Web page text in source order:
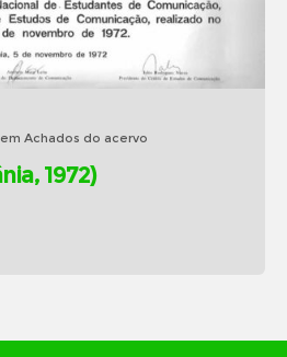
em Achados do acervo
1972)